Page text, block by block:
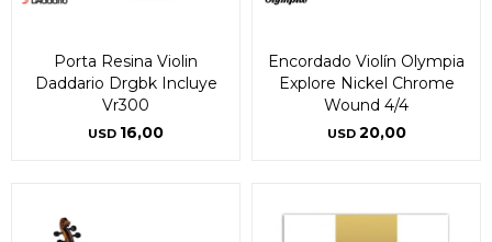
Porta Resina Violin
Daddario Drgbk Incluye
Vr300
USD 16,00
Encordado Violín Olympia
Explore Nickel Chrome
Wound 4/4
USD 20,00